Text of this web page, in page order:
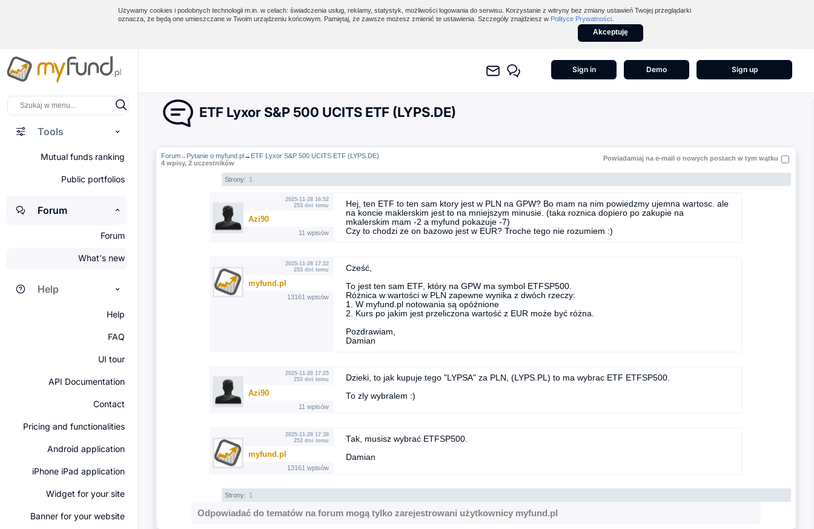
Używamy cookies i podobnych technologii m.in. w celach: świadczenia usług, reklamy, statystyk, możliwości logowania do serwisu. Korzystanie z witryny bez zmiany ustawień Twojej przeglądarki
oznacza, że będą one umieszczane w Twoim urządzeniu końcowym. Pamiętaj, że zawsze możesz zmienić te ustawienia. Szczegóły znajdziesz w Polityce Prywatności
Akceptuję
Tools
Mutual funds ranking
Public portfolios
Forum
Forum
What's new
Help
Help
FAQ
UI tour
API Documentation
Contact
Pricing and functionalities
Android application
iPhone iPad application
Widget for your site
Banner for your website
Sign in Demo Sign up
ETF Lyxor S&P 500 UCITS ETF (LYPS.DE)
Forum→ Pytanie o myfund.pl→ ETF Lyxor S&P 500 UCITS ETF (LYPS.DE)
4 wpisy, 2 uczestników
Powiadamiaj na e-mail o nowych postach w tym wątku
Strony: 1
2025-11-28 16:52
253 dni temu
Azi90
11 wpisów
Hej, ten ETF to ten sam ktory jest w PLN na GPW? Bo mam na nim powiedzmy ujemna wartosc. ale
na koncie maklerskim jest to na mniejszym minusie. (taka roznica dopiero po zakupie na
mkalerskim mam -2 a myfund pokazuje -7)
Czy to chodzi ze on bazowo jest w EUR? Troche tego nie rozumiem :)
2025-11-28 17:22
253 dni temu
myfund.pl
13161 wpisów
Cześć,
To jest ten sam ETF, który na GPW ma symbol ETFSP500.
Różnica w wartości w PLN zapewne wynika z dwóch rzeczy:
1. W myfund.pl notowania są opóźnione
2. Kurs po jakim jest przeliczona wartość z EUR może być różna.
Pozdrawiam,
Damian
2025-11-28 17:25
253 dni temu
Azi90
11 wpisów
Dzieki, to jak kupuje tego "LYPSA" za PLN, (LYPS.PL) to ma wybrac ETF ETFSP500.
To zly wybralem :)
2025-11-28 17:38
253 dni temu
myfund.pl
13161 wpisów
Tak, musisz wybrać ETFSP500.
Damian
Strony: 1
Odpowiadać do tematów na forum mogą tylko zarejestrowani użytkownicy myfund.pl